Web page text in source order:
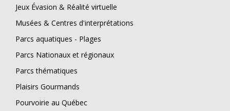
Jeux Évasion & Réalité virtuelle
Musées & Centres d'interprétations
Parcs aquatiques - Plages
Parcs Nationaux et régionaux
Parcs thématiques
Plaisirs Gourmands
Pourvoirie au Québec